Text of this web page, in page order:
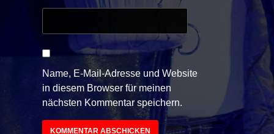
Name, E-Mail-Adresse und Website
in diesem Browser für meinen
nächsten Kommentar speichern.